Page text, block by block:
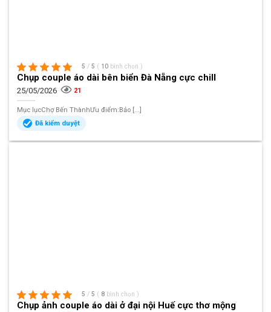
5 / 5 ( 10 bình chọn )
Chụp couple áo dài bên biển Đà Nẵng cực chill
25/05/2026 21
Mục lụcChợ Bến ThànhƯu điểm:Bảo [...]
Đã kiểm duyệt
5 / 5 ( 8 bình chọn )
Chụp ảnh couple áo dài ở đại nội Huế cực thơ mộng